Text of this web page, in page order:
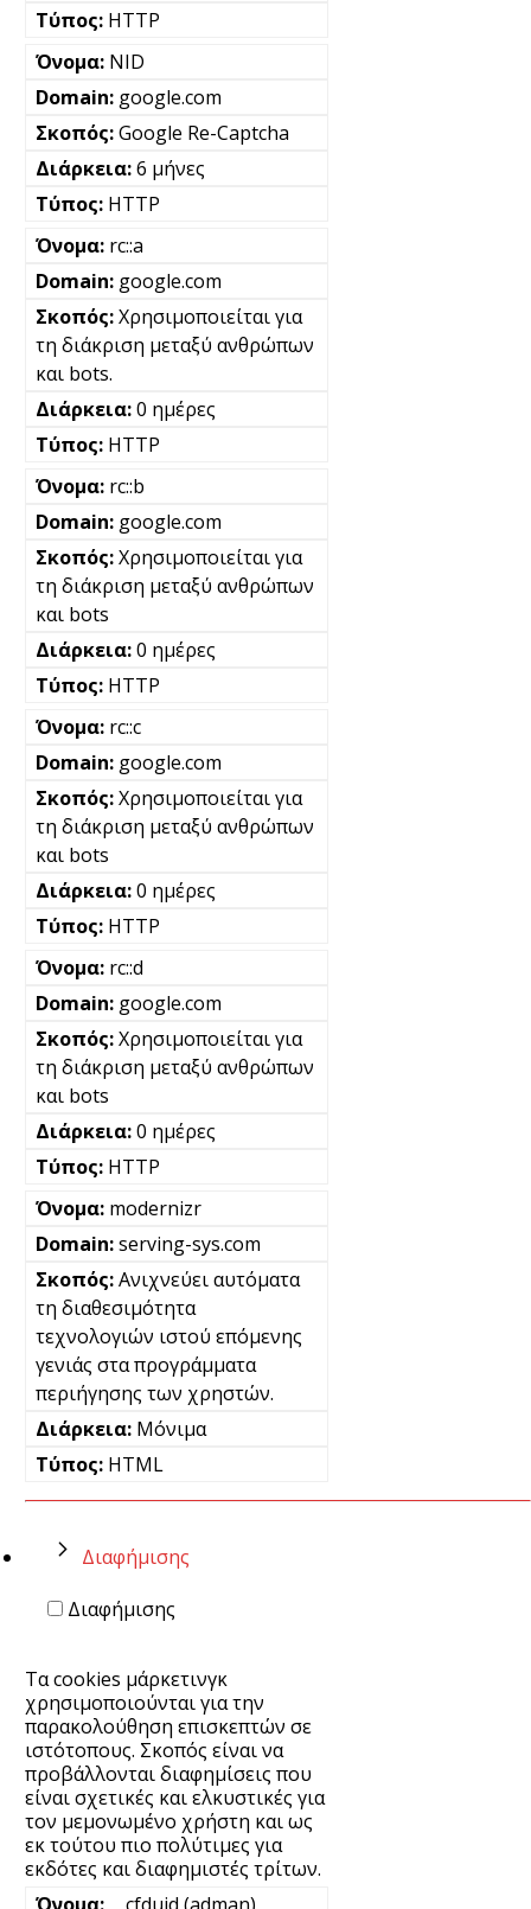
HTTP
NID
google.com
Google Re-Captcha
6 μήνες
HTTP
rc::a
google.com
Χρησιμοποιείται για
τη διάκριση μεταξύ ανθρώπων
και bots.
0 ημέρες
HTTP
rc::b
google.com
Χρησιμοποιείται για
τη διάκριση μεταξύ ανθρώπων
και bots
0 ημέρες
HTTP
rc::c
google.com
Χρησιμοποιείται για
τη διάκριση μεταξύ ανθρώπων
και bots
0 ημέρες
HTTP
rc::d
google.com
Χρησιμοποιείται για
τη διάκριση μεταξύ ανθρώπων
και bots
0 ημέρες
HTTP
modernizr
serving-sys.com
Ανιχνεύει αυτόματα
τη διαθεσιμότητα
τεχνολογιών ιστού επόμενης
γενιάς στα προγράμματα
περιήγησης των χρηστών.
Μόνιμα
HTML
Διαφήμισης
Διαφήμισης
Τα cookies μάρκετινγκ
χρησιμοποιούνται για την
παρακολούθηση επισκεπτών σε
ιστότοπους. Σκοπός είναι να
προβάλλονται διαφημίσεις που
είναι σχετικές και ελκυστικές για
τον μεμονωμένο χρήστη και ως
εκ τούτου πιο πολύτιμες για
εκδότες και διαφημιστές τρίτων.